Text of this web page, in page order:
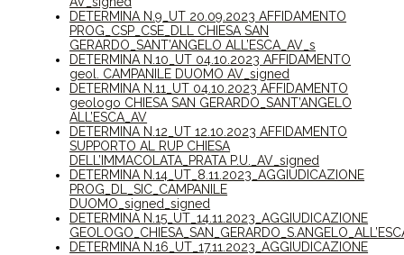
DETERMINA N.9_UT 20.09.2023 AFFIDAMENTO
PROG_CSP_CSE_DLL CHIESA SAN
GERARDO_SANT’ANGELO ALL’ESCA_AV_s
DETERMINA N.10_UT 04.10.2023 AFFIDAMENTO
geol. CAMPANILE DUOMO AV_signed
DETERMINA N.11_UT 04.10.2023 AFFIDAMENTO
geologo CHIESA SAN GERARDO_SANT’ANGELO
ALL’ESCA_AV
DETERMINA N.12_UT 12.10.2023 AFFIDAMENTO
SUPPORTO AL RUP CHIESA
DELL’IMMACOLATA_PRATA P.U._AV_signed
DETERMINA N.14_UT_8.11.2023_AGGIUDICAZIONE
PROG_DL_SIC_CAMPANILE
DUOMO_signed_signed
DETERMINA N.15_UT_14.11.2023_AGGIUDICAZIONE
DETERMINA N.16_UT_17.11.2023_AGGIUDICAZIONE